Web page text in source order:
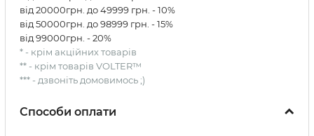
від 20000грн. до 49999 грн. - 10%
від 50000грн. до 98999 грн. - 15%
від 99000грн. - 20%
* - крім акційних товарів
** - крім товарів VOLTER™
*** - дзвоніть домовимось ;)
Способи оплати